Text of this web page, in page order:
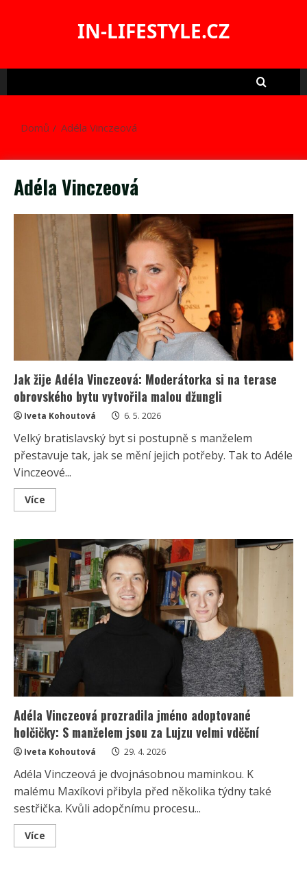
IN-LIFESTYLE.CZ
Domů Adéla Vinczeová
Adéla Vinczeová
Jak žije Adéla Vinczeová: Moderátorka si na terase
obrovského bytu vytvořila malou džungli
Iveta Kohoutová 6. 5. 2026
Velký bratislavský byt si postupně s manželem
přestavuje tak, jak se mění jejich potřeby. Tak to Adéle
Vinczeové...
Více
more
žije
Adéla
Vinczeová:
Moderátorka
si
na
terase
obrovského
bytu
vytvořila
malou
džungli
Adéla Vinczeová prozradila jméno adoptované
holčičky: S manželem jsou za Lujzu velmi vděční
Iveta Kohoutová 29. 4. 2026
Adéla Vinczeová je dvojnásobnou maminkou. K
malému Maxíkovi přibyla před několika týdny také
sestřička. Kvůli adopčnímu procesu...
Více
more